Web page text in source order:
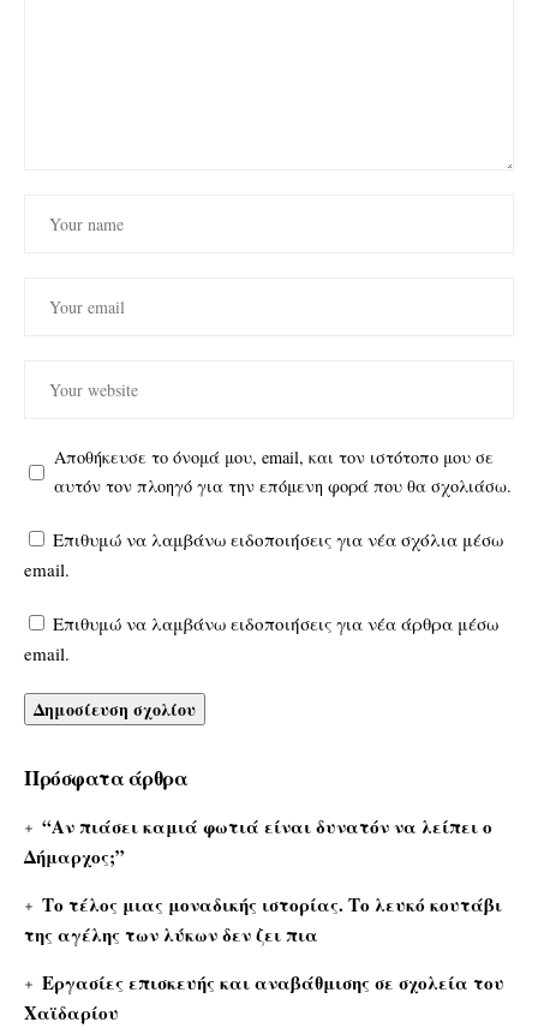
Αποθήκευσε το όνομά μου, email, και τον ιστότοπο μου σε
αυτόν τον πλοηγό για την επόμενη φορά που θα σχολιάσω.
Επιθυμώ να λαμβάνω ειδοποιήσεις για νέα σχόλια μέσω
email.
Επιθυμώ να λαμβάνω ειδοποιήσεις για νέα άρθρα μέσω
email.
Πρόσφατα άρθρα
“Αν πιάσει καμιά φωτιά είναι δυνατόν να λείπει ο
Δήμαρχος;”
Το τέλος μιας μοναδικής ιστορίας. Το λευκό κουτάβι
της αγέλης των λύκων δεν ζει πια
Εργασίες επισκευής και αναβάθμισης σε σχολεία του
Χαϊδαρίου